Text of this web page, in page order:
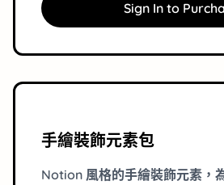
Sign In to
手繪裝飾元素包
Notion 風格的手繪裝飾元素，